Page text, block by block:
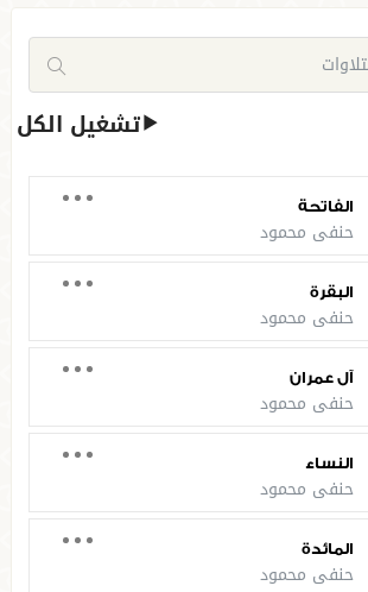
تشغيل الكل
الفاتحة
حنفي محمود
البقرة
حنفي محمود
آل عمران
حنفي محمود
النساء
حنفي محمود
المائدة
حنفي محمود